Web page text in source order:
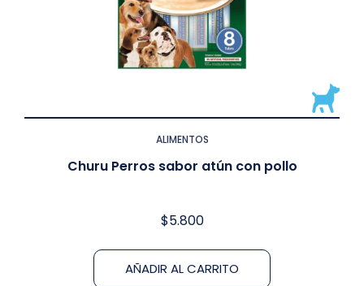
ALIMENTOS
Churu Perros sabor atún con pollo
$5.800
AÑADIR AL CARRITO